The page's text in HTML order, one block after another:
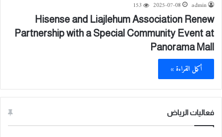
admin
2025-07-08
153
Hisense and Liajlehum Association Renew
Partnership with a Special Community Event at
Panorama Mall
أكمل القراءة »
فعاليات الرياض